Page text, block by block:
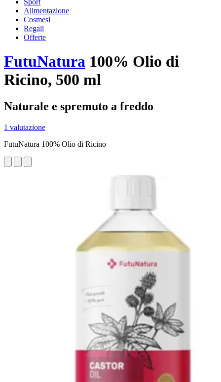
Sport
Alimentazione
Cosmesi
Regali
Offerte
FutuNatura 100% Olio di
Ricino, 500 ml
Naturale e spremuto a freddo
1 valutazione
FutuNatura 100% Olio di Ricino